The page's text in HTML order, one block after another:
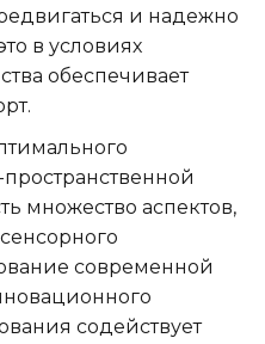
и надежно
в условиях
обеспечивает
множество аспектов,
современной
содействует